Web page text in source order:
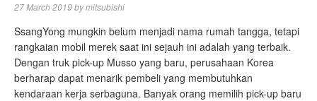
27 March 2019bymitsubishi
SsangYong mungkin belum menjadi nama rumah tangga, tetapi
rangkaian mobil merek saat ini sejauh ini adalah yang terbaik.
Dengan truk pick-up Musso yang baru, perusahaan Korea
berharap dapat menarik pembeli yang membutuhkan
kendaraan kerja serbaguna. Banyak orang memilih pick-up baru